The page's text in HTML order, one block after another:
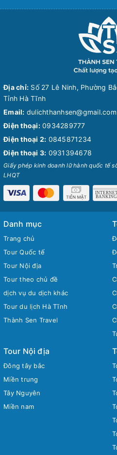
Địa chỉ: Số 27 Lê Ninh, Phường
Tỉnh Hà Tĩnh
Email: dulichthanhsen@gmail.com
Điện thoại: 0934289777
Điện thoại 2: 0845871234
Điện thoại 3: 0931394678
Giấy phép kinh doanh lữ hành quốc tế
LHQT
Danh mục
Trang chủ
Tour Quốc tế
Tour Nội địa
Tour theo chủ đề
dịch vụ du dịch khác
Tour du lịch Hà Tĩnh
Thành Sen Travel
Tour Nội địa
Đông tây bắc
Miền trung
Tây Nguyên
Miền nam